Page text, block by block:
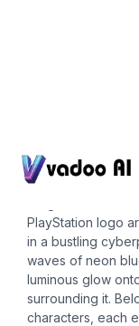
Imagine a
PlayStation logo
in a bustling
waves of neon
luminous glow
surrounding it.
characters, each